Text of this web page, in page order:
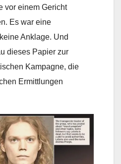
vor einem Gericht
Es war eine
Anklage. Und
dieses Papier zur
Kampagne, die
Ermittlungen